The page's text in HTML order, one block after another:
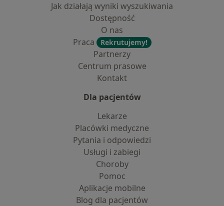
Jak działają wyniki wyszukiwania
Dostępność
O nas
Praca
Rekrutujemy!
Partnerzy
Centrum prasowe
Kontakt
Dla pacjentów
Lekarze
Placówki medyczne
Pytania i odpowiedzi
Usługi i zabiegi
Choroby
Pomoc
Aplikacje mobilne
Blog dla pacjentów